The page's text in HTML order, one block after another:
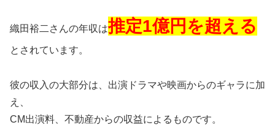
織田裕二さんの年収は推定1億円を超える
とされています。
彼の収入の大部分は、出演ドラマや映画からのギャラに加
え、
CM出演料、不動産からの収益によるものです。